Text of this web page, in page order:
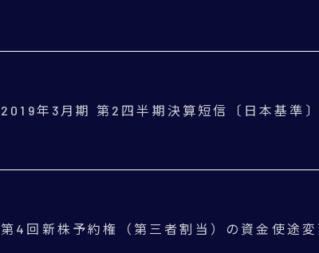
2019年3月期 第2四半期決算短信〔日本基準〕
第4回新株予約権（第三者割当）の資金使途